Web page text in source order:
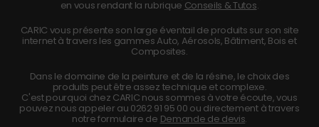
en vous rendant la rubrique Conseils & Tutos.
CARIC vous présente son large éventail de produits sur son site
internet à travers les gammes Auto, Aérosols, Bâtiment, Bois et
Composites.
Dans le domaine de la peinture et de la résine, le choix des
produits peut être assez technique et complexe.
C'est pourquoi chez CARIC nous sommes à votre écoute, vous
pouvez nous appeler au 0262 91 95 00 ou directement à travers
notre formulaire de Demande de devis.